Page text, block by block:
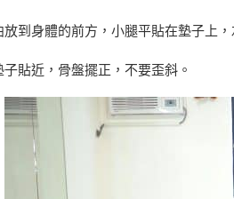
到身體的前方，小腿平貼在墊子上，
貼近，骨盤擺正，不要歪斜。